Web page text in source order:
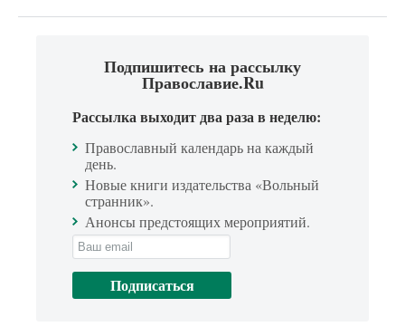
Подпишитесь на рассылку
Православие.Ru
Рассылка выходит два раза в неделю:
Православный календарь на каждый
день.
Новые книги издательства «Вольный
странник».
Анонсы предстоящих мероприятий.